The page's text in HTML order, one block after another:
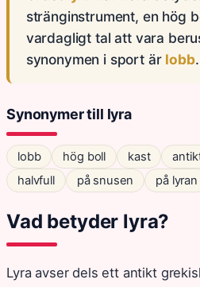
stränginstrument, en hög
vardagligt tal att vara
synonymen i sport är lobb.
Synonymer till lyra
lobb hög boll kast
halvfull
på snusen på lyran
Vad betyder lyra?
Lyra avser dels ett antikt